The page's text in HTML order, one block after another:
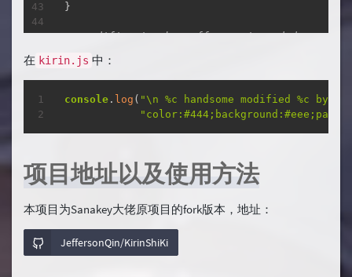
}
/* Modification by JeffersonQin ended*/
在 kirin.js 中：
console . log ( "\n %c handsome modified %c
复制
项目地址以及使用方法
本项目为Sanakey大佬原项目的fork版本，地址：
JeffersonQin/KirinShiKi